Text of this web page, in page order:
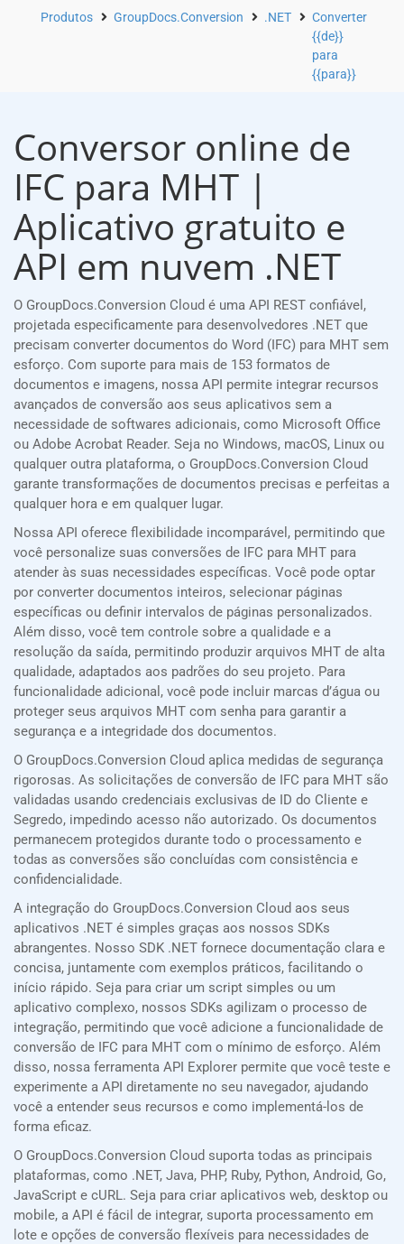
Produtos GroupDocs.Conversion .NET
Converter
{{de}}
para
{{para}}
Conversor online de
IFC para MHT |
Aplicativo gratuito e
API em nuvem .NET
O GroupDocs.Conversion Cloud é uma API REST confiável,
projetada especificamente para desenvolvedores .NET que
precisam converter documentos do Word (IFC) para MHT sem
esforço. Com suporte para mais de 153 formatos de
documentos e imagens, nossa API permite integrar recursos
avançados de conversão aos seus aplicativos sem a
necessidade de softwares adicionais, como Microsoft Office
ou Adobe Acrobat Reader. Seja no Windows, macOS, Linux ou
qualquer outra plataforma, o GroupDocs.Conversion Cloud
garante transformações de documentos precisas e perfeitas a
qualquer hora e em qualquer lugar.
Nossa API oferece flexibilidade incomparável, permitindo que
você personalize suas conversões de IFC para MHT para
atender às suas necessidades específicas. Você pode optar
por converter documentos inteiros, selecionar páginas
específicas ou definir intervalos de páginas personalizados.
Além disso, você tem controle sobre a qualidade e a
resolução da saída, permitindo produzir arquivos MHT de alta
qualidade, adaptados aos padrões do seu projeto. Para
funcionalidade adicional, você pode incluir marcas d’água ou
proteger seus arquivos MHT com senha para garantir a
segurança e a integridade dos documentos.
O GroupDocs.Conversion Cloud aplica medidas de segurança
rigorosas. As solicitações de conversão de IFC para MHT são
validadas usando credenciais exclusivas de ID do Cliente e
Segredo, impedindo acesso não autorizado. Os documentos
permanecem protegidos durante todo o processamento e
todas as conversões são concluídas com consistência e
confidencialidade.
A integração do GroupDocs.Conversion Cloud aos seus
aplicativos .NET é simples graças aos nossos SDKs
abrangentes. Nosso SDK .NET fornece documentação clara e
concisa, juntamente com exemplos práticos, facilitando o
início rápido. Seja para criar um script simples ou um
aplicativo complexo, nossos SDKs agilizam o processo de
integração, permitindo que você adicione a funcionalidade de
conversão de IFC para MHT com o mínimo de esforço. Além
disso, nossa ferramenta API Explorer permite que você teste e
experimente a API diretamente no seu navegador, ajudando
você a entender seus recursos e como implementá-los de
forma eficaz.
O GroupDocs.Conversion Cloud suporta todas as principais
plataformas, como .NET, Java, PHP, Ruby, Python, Android, Go,
JavaScript e cURL. Seja para criar aplicativos web, desktop ou
mobile, a API é fácil de integrar, suporta processamento em
lote e opções de conversão flexíveis para necessidades de